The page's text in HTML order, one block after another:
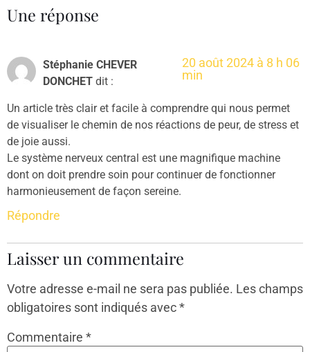
Une réponse
Stéphanie CHEVER
DONCHET dit :
20 août 2024 à 8 h 06
min
Un article très clair et facile à comprendre qui nous permet
de visualiser le chemin de nos réactions de peur, de stress et
de joie aussi.
Le système nerveux central est une magnifique machine
dont on doit prendre soin pour continuer de fonctionner
harmonieusement de façon sereine.
Répondre
Laisser un commentaire
Votre adresse e-mail ne sera pas publiée. Les champs
obligatoires sont indiqués avec*
Commentaire *